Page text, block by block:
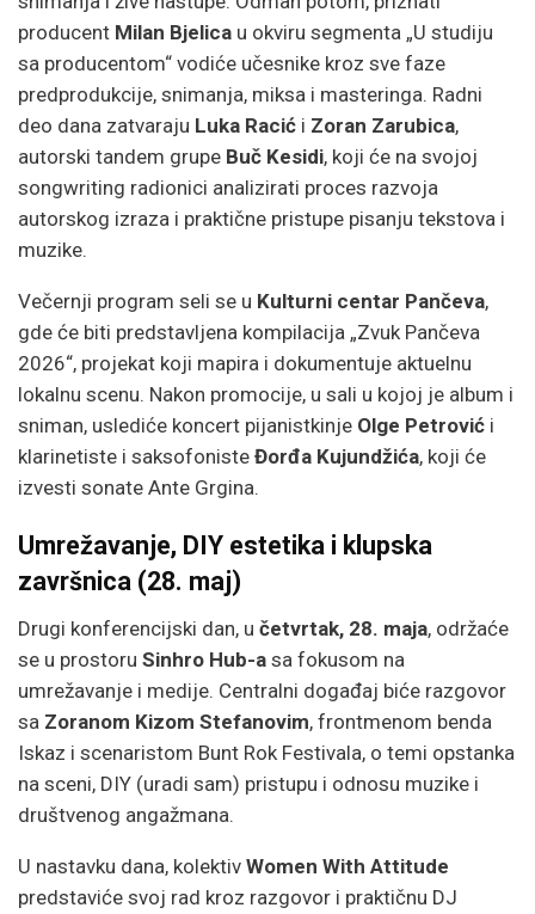
producent Milan Bjelica u okviru segmenta „U studiju
sa producentom“ vodiće učesnike kroz sve faze
predprodukcije, snimanja, miksa i masteringa. Radni
deo dana zatvaraju Luka Racić i Zoran Zarubica,
autorski tandem grupe Buč Kesidi, koji će na svojoj
songwriting radionici analizirati proces razvoja
autorskog izraza i praktične pristupe pisanju tekstova i
muzike.
Večernji program seli se u Kulturni centar Pančeva,
gde će biti predstavljena kompilacija „Zvuk Pančeva
2026“, projekat koji mapira i dokumentuje aktuelnu
lokalnu scenu. Nakon promocije, u sali u kojoj je album i
sniman, uslediće koncert pijanistkinje Olge Petrović i
klarinetiste i saksofoniste Đorđa Kujundžića, koji će
izvesti sonate Ante Grgina.
Umrežavanje, DIY estetika i klupska
završnica (28. maj)
Drugi konferencijski dan, u četvrtak, 28. maja, održaće
se u prostoru Sinhro Hub-a sa fokusom na
umrežavanje i medije. Centralni događaj biće razgovor
sa Zoranom Kizom Stefanovim, frontmenom benda
Iskaz i scenaristom Bunt Rok Festivala, o temi opstanka
na sceni, DIY (uradi sam) pristupu i odnosu muzike i
društvenog angažmana.
U nastavku dana, kolektiv Women With Attitude
predstaviće svoj rad kroz razgovor i praktičnu DJ